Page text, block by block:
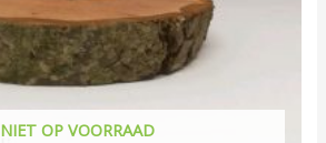
NIET OP VOORRAAD